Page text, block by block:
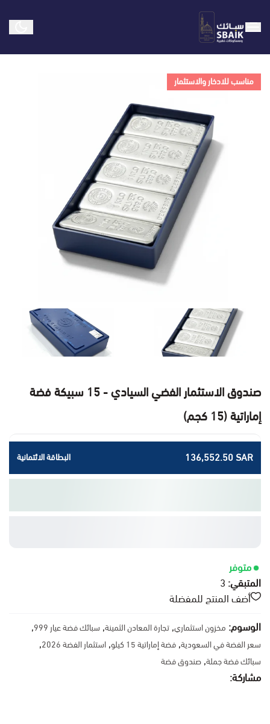
سبائك ومسكوكات ذهبية
مناسب للادخار والاستثمار
صندوق الاستثمار الفضي السيادي - 15 سبيكة فضة
إماراتية (15 كجم)
136,552.50 SAR
متوفر
المتبقي: 3
أضف المنتج للمفضلة
الوسوم: مخزون استثماري, تجارة المعادن الثمينة, سبائك فضة عيار 999 ,
سعر الفضة في السعودية, فضة إماراتية 15 كيلو , استثمار الفضة 2026 ,
سبائك فضة جملة, صندوق فضة
مشاركة: